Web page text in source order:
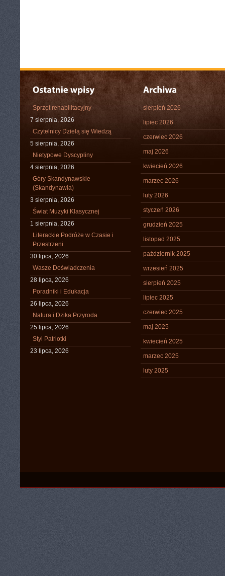
Sprzęt rehabilitacyjny
7 sierpnia, 2026
Czytelnicy Dzielą się Wiedzą
5 sierpnia, 2026
Nietypowe Dyscypliny
4 sierpnia, 2026
Góry Skandynawskie
(Skandynawia)
3 sierpnia, 2026
Świat Muzyki Klasycznej
1 sierpnia, 2026
Literackie Podróże w Czasie i
Przestrzeni
30 lipca, 2026
Wasze Doświadczenia
28 lipca, 2026
Poradniki i Edukacja
26 lipca, 2026
Natura i Dzika Przyroda
25 lipca, 2026
Styl Patriotki
23 lipca, 2026
sierpień 2026
lipiec 2026
czerwiec 2026
maj 2026
kwiecień 2026
marzec 2026
luty 2026
styczeń 2026
grudzień 2025
listopad 2025
październik 2025
wrzesień 2025
sierpień 2025
lipiec 2025
czerwiec 2025
maj 2025
kwiecień 2025
marzec 2025
luty 2025